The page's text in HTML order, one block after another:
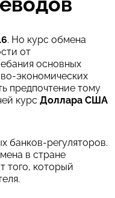
. Но курс обмена
от
основных
экономических
предпочтение тому
курс Доллара США
банков-регуляторов.
в стране
того, который